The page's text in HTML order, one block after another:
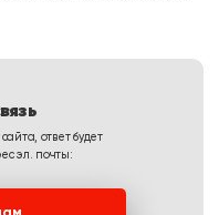
натриево-
ответ будет
эл. почты: